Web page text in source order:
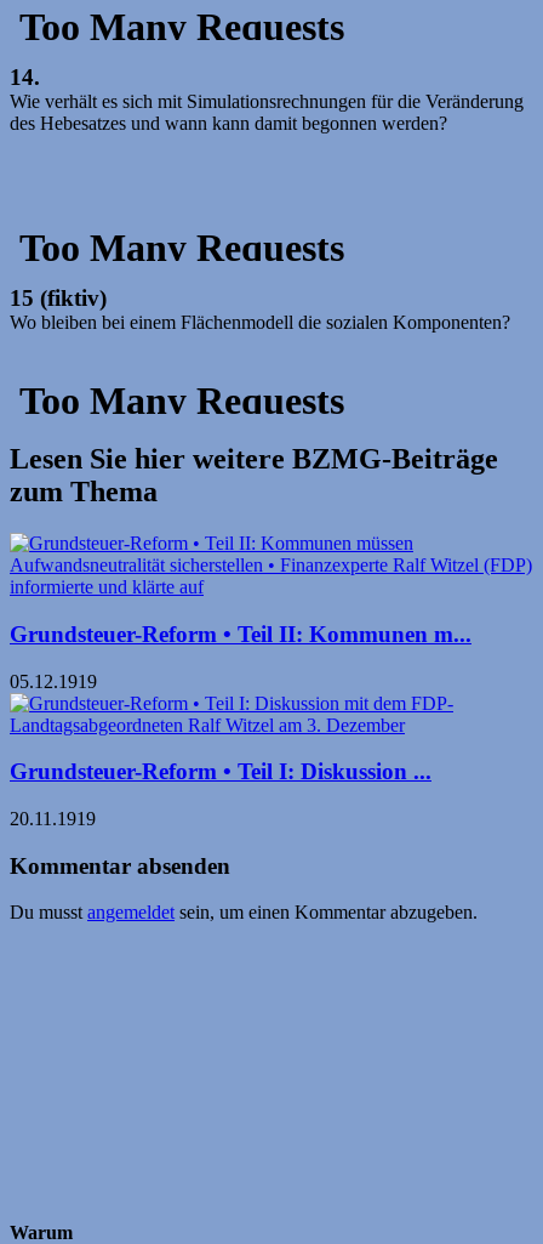
14.
Wie verhält es sich mit Simulationsrechnungen für die Veränderung
des Hebesatzes und wann kann damit begonnen werden?
15 (fiktiv)
Wo bleiben bei einem Flächenmodell die sozialen Komponenten?
Lesen Sie hier weitere BZMG-Beiträge
zum Thema
Grundsteuer-Reform • Teil II: Kommunen m...
05.12.1919
Grundsteuer-Reform • Teil I: Diskussion ...
20.11.1919
Kommentar absenden
Du musstangemeldetsein, um einen Kommentar abzugeben.
Warum